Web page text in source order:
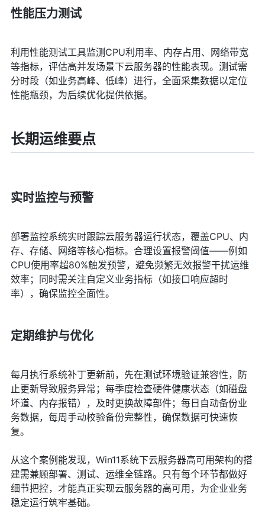
性能压力测试
利用性能测试工具监测CPU利用率、内存占用、网络带宽
等指标，评估高并发场景下云服务器的性能表现。测试需
分时段（如业务高峰、低峰）进行，全面采集数据以定位
性能瓶颈，为后续优化提供依据。
长期运维要点
实时监控与预警
部署监控系统实时跟踪云服务器运行状态，覆盖CPU、内
存、存储、网络等核心指标。合理设置报警阈值——例如
CPU使用率超80%触发预警，避免频繁无效报警干扰运维
效率；同时需关注自定义业务指标（如接口响应超时
率），确保监控全面性。
定期维护与优化
每月执行系统补丁更新前，先在测试环境验证兼容性，防
止更新导致服务异常；每季度检查硬件健康状态（如磁盘
坏道、内存报错），及时更换故障部件；每日自动备份业
务数据，每周手动校验备份完整性，确保数据可快速恢
复。
从这个案例能发现，Win11系统下云服务器高可用架构的搭
建需兼顾部署、测试、运维全链路。只有每个环节都做好
细节把控，才能真正实现云服务器的高可用，为企业业务
稳定运行筑牢基础。